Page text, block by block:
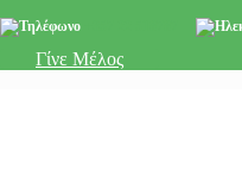
Γίνε Μέλος